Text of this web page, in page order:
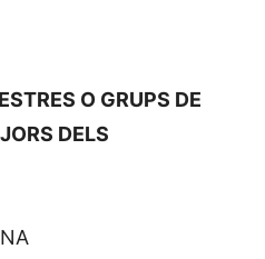
O GRUPS DE
DELS